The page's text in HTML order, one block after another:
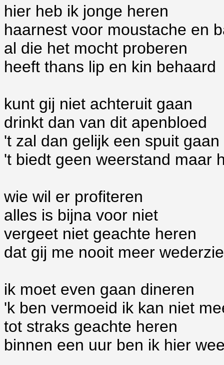
hier heb ik jonge heren
haarnest voor moustache en
al die het mocht proberen
heeft thans lip en kin behaard
kunt gij niet achteruit gaan
drinkt dan van dit apenbloed
't zal dan gelijk een spuit gaan
't biedt geen weerstand maar
wie wil er profiteren
alles is bijna voor niet
vergeet niet geachte heren
dat gij me nooit meer
ik moet even gaan dineren
'k ben vermoeid ik kan niet
tot straks geachte heren
binnen een uur ben ik hier